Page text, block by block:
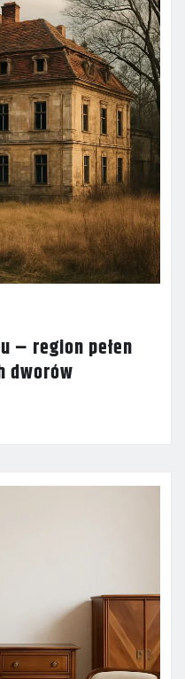
– region pełen
dworów